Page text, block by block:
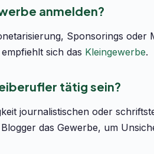
anmelden?
Sponsorings oder
sich das Kleingewerbe.
tätig sein?
journalistischen oder
das Gewerbe, um